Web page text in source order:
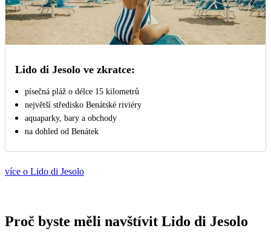
Lido di Jesolo ve zkratce:
písečná pláž o délce 15 kilometrů
největší středisko Benátské riviéry
aquaparky, bary a obchody
na dohled od Benátek
více o Lido di Jesolo
Proč byste měli navštívit Lido di Jesolo